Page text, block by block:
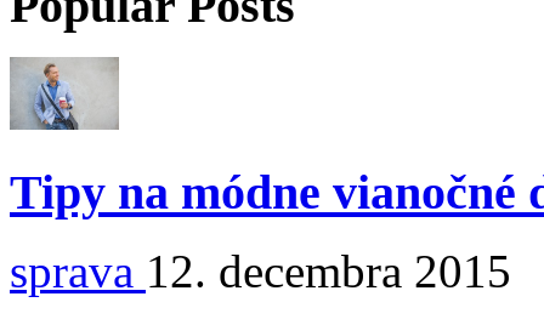
Tipy na módne vianočné
sprava 12. decembra 2015